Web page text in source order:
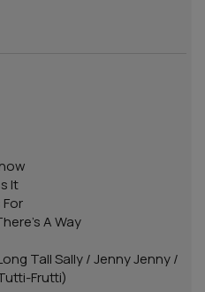
It
A Way
Tall Sally / Jenny Jenny /
Frutti)